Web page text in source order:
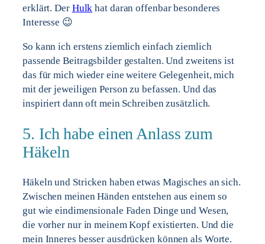
erklärt. Der Hulk hat daran offenbar besonderes
Interesse 😉
So kann ich erstens ziemlich einfach ziemlich
passende Beitragsbilder gestalten. Und zweitens ist
das für mich wieder eine weitere Gelegenheit, mich
mit der jeweiligen Person zu befassen. Und das
inspiriert dann oft mein Schreiben zusätzlich.
5. Ich habe einen Anlass zum
Häkeln
Häkeln und Stricken haben etwas Magisches an sich.
Zwischen meinen Händen entstehen aus einem so
gut wie eindimensionale Faden Dinge und Wesen,
die vorher nur in meinem Kopf existierten. Und die
mein Inneres besser ausdrücken können als Worte.